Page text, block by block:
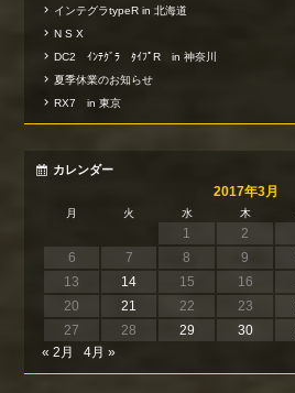
インテグラtypeR in 北海道
N S X
DC2 ｲﾝﾃｸﾞﾗ ﾀｲﾌﾟR in 神奈川
夏季休業のお知らせ
RX7 in 東京
カレンダー
2017年3月
月 火 水 木
1 2
6
7 8 9
13
14 15 16
20
21 22 23
27
28 29 30
« 2月
4月 »